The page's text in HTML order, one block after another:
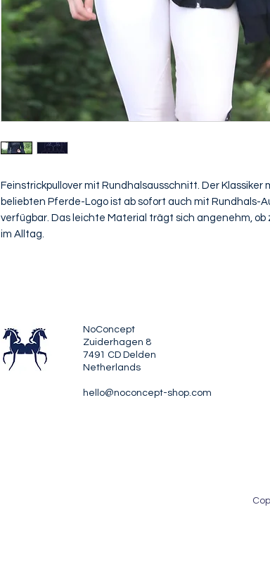
Feinstrickpullover mit Rundhalsausschnitt. Der Klassiker
beliebten Pferde-Logo ist ab sofort auch mit Rundhals-
verfügbar. Das leichte Material trägt sich angenehm, ob
im Alltag.
NoConcept
Zuiderhagen 8
7491 CD Delden
Netherlands
hello@noconcept-shop.com